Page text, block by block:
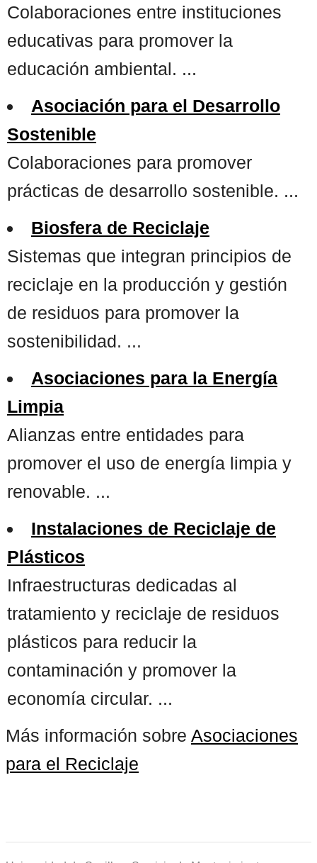
Colaboraciones entre instituciones
educativas para promover la
educación ambiental. ...
Asociación para el Desarrollo
Sostenible
Colaboraciones para promover
prácticas de desarrollo sostenible. ...
Biosfera de Reciclaje
Sistemas que integran principios de
reciclaje en la producción y gestión
de residuos para promover la
sostenibilidad. ...
Asociaciones para la Energía
Limpia
Alianzas entre entidades para
promover el uso de energía limpia y
renovable. ...
Instalaciones de Reciclaje de
Plásticos
Infraestructuras dedicadas al
tratamiento y reciclaje de residuos
plásticos para reducir la
contaminación y promover la
economía circular. ...
Más información sobre Asociaciones
para el Reciclaje